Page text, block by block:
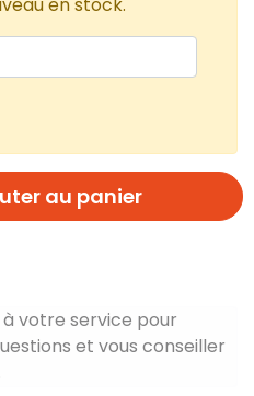
au panier
votre service pour
et vous conseiller